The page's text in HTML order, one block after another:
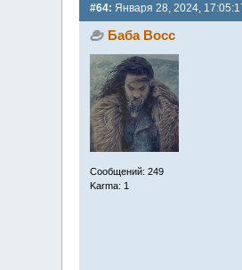
#64: Января 28, 2024,
Баба Восс
Сообщений: 249
Karma: 1